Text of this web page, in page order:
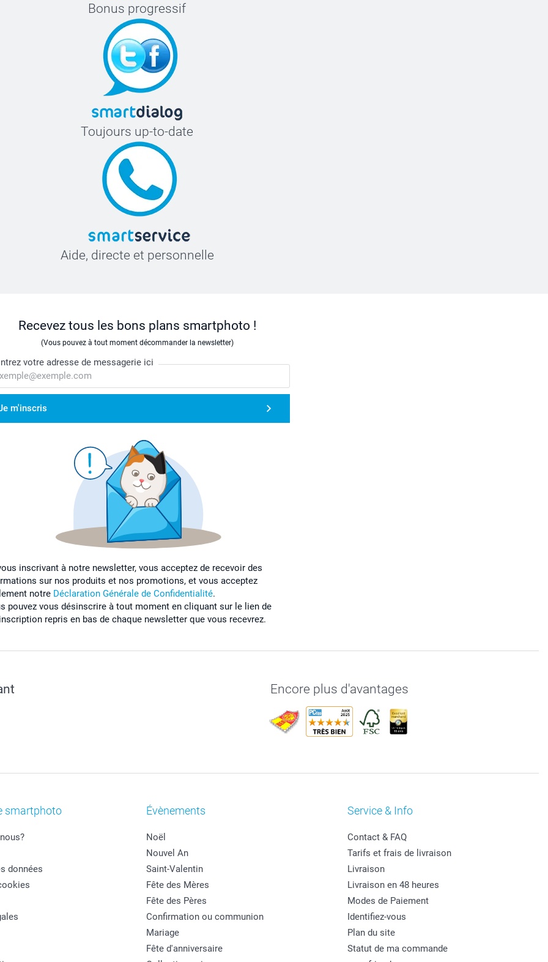
Bonus progressif
Toujours up-to-date
Aide, directe et personnelle
Recevez tous les bons plans smartphoto !
(Vous pouvez à tout moment décommander la newsletter)
votre adresse de messagerie ici
m'inscris
inscrivant à notre newsletter, vous acceptez de recevoir des
sur nos produits et nos promotions, et vous acceptez
notre Déclaration Générale de Confidentialité.
pouvez vous désinscrire à tout moment en cliquant sur le lien de
repris en bas de chaque newsletter que vous recevrez.
Encore plus d'avantages
smartphoto
données
Évènements
Noël
Nouvel An
Saint-Valentin
Fête des Mères
Fête des Pères
Confirmation ou communion
Mariage
Fête d'anniversaire
Service & Info
Contact & FAQ
Tarifs et frais de livraison
Livraison
Livraison en 48 heures
Modes de Paiement
Identifiez-vous
Plan du site
Statut de ma commande